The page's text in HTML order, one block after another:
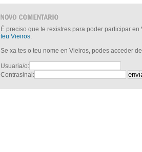
É preciso que te rexistres para poder participar
teu Vieiros.
Se xa tes o teu nome en Vieiros, podes acceder
Usuaria/o:
Contrasinal: